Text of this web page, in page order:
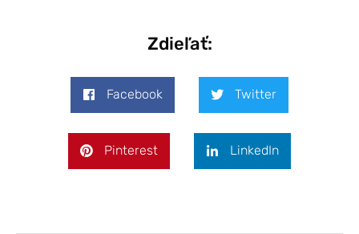
Zdieľať:
Facebook Twitter
Pinterest LinkedIn